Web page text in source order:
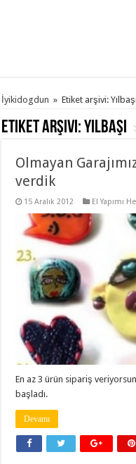
İyikidogdun » Etiket arşivi: Yılbaşı
Etiket arşivi:Yılbaşı
Olmayan
verdik
15 Aralık 2012 El Yapımı
En az 3 ürün sipariş
başladı.
Devamı